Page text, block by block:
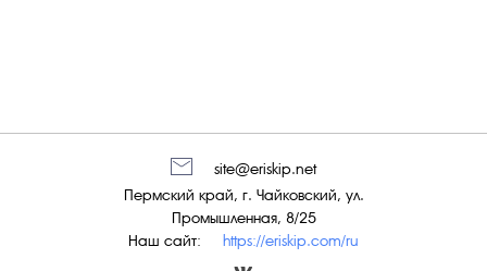
Наш сайт: https://eriskip.com/ru
Пермский край, г. Чайковский, ул.
Промышленная, 8/25
site@eriskip.net